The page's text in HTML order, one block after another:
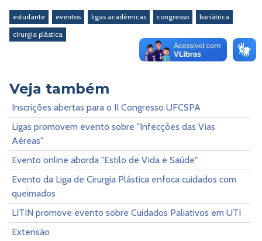
estudante eventos ligas acadêmicas congresso
bariátrica
cirurgia plástica
Veja também
Inscrições abertas para o II Congresso UFCSPA
Ligas promovem evento sobre "Infecções das Vias
Aéreas"
Evento online aborda "Estilo de Vida e Saúde"
Evento da Liga de Cirurgia Plástica enfoca cuidados com
queimados
LITIN promove evento sobre Cuidados Paliativos em UTI
Extensão